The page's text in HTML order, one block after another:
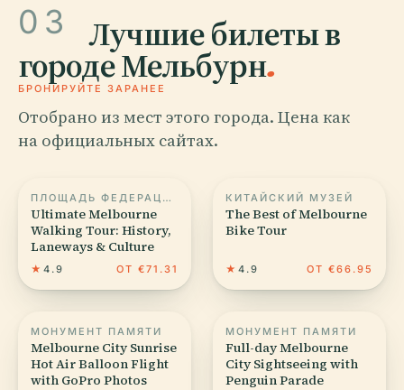
03 Лучшие билеты в
городе Мельбурн.
БРОНИРУЙТЕ ЗАРАНЕЕ
Отобрано из мест этого города. Цена как
на официальных сайтах.
ПЛОЩАДЬ ФЕДЕРАЦИИ
Ultimate Melbourne
Walking Tour: History,
Laneways & Culture
★ 4.9 ОТ €71.31
КИТАЙСКИЙ МУЗЕЙ
The Best of Melbourne
Bike Tour
★ 4.9 ОТ €66.95
МОНУМЕНТ ПАМЯТИ
Melbourne City Sunrise
Hot Air Balloon Flight
with GoPro Photos
МОНУМЕНТ ПАМЯТИ
Full-day Melbourne
City Sightseeing with
Penguin Parade